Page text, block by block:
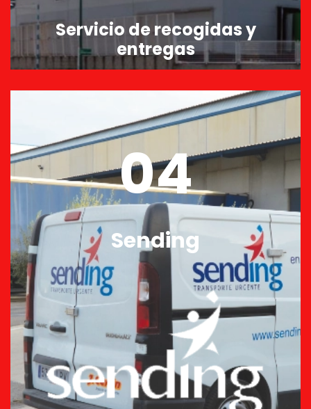
Servicio de recogidas y
entregas
04
Sending